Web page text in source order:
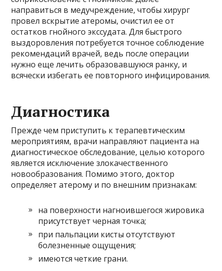
направиться в медучреждение, чтобы хирург
провел вскрытие атеромы, очистил ее от
остатков гнойного экссудата. Для быстрого
выздоровления потребуется точное соблюдение
рекомендаций врачей, ведь после операции
нужно еще лечить образовавшуюся ранку, и
всячески избегать ее повторного инфицирования.
Диагностика
Прежде чем приступить к терапевтическим
мероприятиям, врачи направляют пациента на
диагностическое обследование, целью которого
является исключение злокачественного
новообразования. Помимо этого, доктор
определяет атерому и по внешним признакам:
на поверхности нагноившегося жировика
присутствует черная точка;
при пальпации кисты отсутствуют
болезненные ощущения;
имеются четкие грани.